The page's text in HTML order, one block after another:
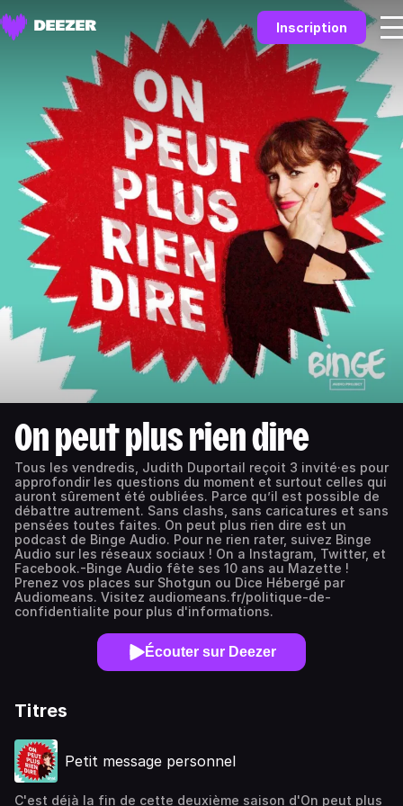
Inscription
On peut plus rien dire
Tous les vendredis, Judith Duportail reçoit 3 invité·es pour
approfondir les questions du moment et surtout celles qui
auront sûrement été oubliées. Parce qu’il est possible de
débattre autrement. Sans clashs, sans caricatures et sans
pensées toutes faites. On peut plus rien dire est un
podcast de Binge Audio. Pour ne rien rater, suivez Binge
Audio sur les réseaux sociaux ! On a Instagram, Twitter, et
Facebook.-Binge Audio fête ses 10 ans au Mazette !
Prenez vos places sur Shotgun ou Dice Hébergé par
Audiomeans. Visitez audiomeans.fr/politique-de-
confidentialite pour plus d'informations.
Écouter sur Deezer
Titres
Petit message personnel
C'est déjà la fin de cette deuxième saison d'On peut plus